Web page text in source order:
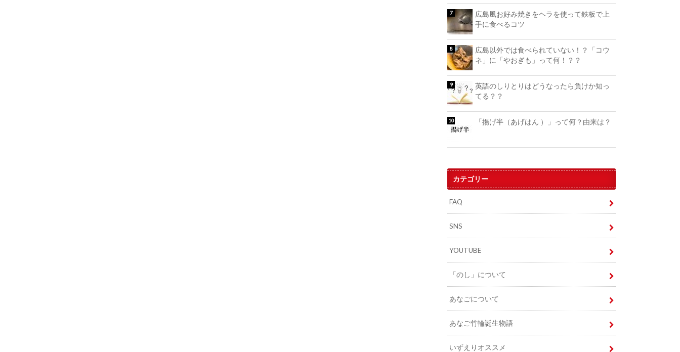
広島風お好み焼きをヘラを使って鉄板で上
手に食べるコツ
広島以外では食べられていない！？「コウ
ネ」に「やおぎも」って何！？？
英語のしりとりはどうなったら負けか知っ
てる？？
「揚げ半（あげはん ）」って何？由来は？
カテゴリー
FAQ
SNS
YOUTUBE
「のし」について
あなごについて
あなご竹輪誕生物語
いずえりオススメ